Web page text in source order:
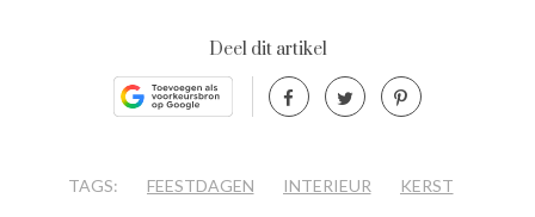
Deel dit artikel
TAGS: FEESTDAGEN INTERIEUR KERST